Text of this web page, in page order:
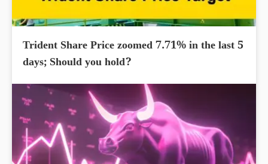
Trident Share Price zoomed 7.71% in the last 5
days; Should you hold?